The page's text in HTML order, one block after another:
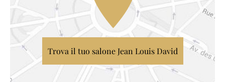
Trova il tuo salone Jean Louis David